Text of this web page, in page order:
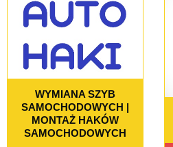
WYMIANA SZYB
SAMOCHODOWYCH |
MONTAŻ HAKÓW
SAMOCHODOWYCH